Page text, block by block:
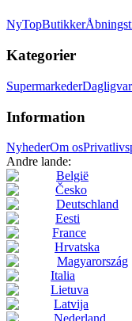
NyTopButikker
Kategorier
Supermarkeder
Information
NyhederOm os
Andre lande:
België
Česko
Deutschland
Eesti
France
Hrvatska
Magyarország
Italia
Lietuva
Latvija